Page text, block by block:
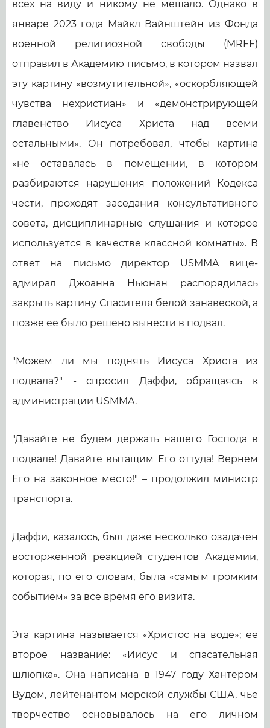
всех на виду и никому не мешало. Однако в
январе 2023 года Майкл Вайнштейн из Фонда
военной религиозной свободы (MRFF)
отправил в Академию письмо, в котором назвал
эту картину «возмутительной», «оскорбляющей
чувства нехристиан» и «демонстрирующей
главенство Иисуса Христа над всеми
остальными». Он потребовал, чтобы картина
«не оставалась в помещении, в котором
разбираются нарушения положений Кодекса
чести, проходят заседания консультативного
совета, дисциплинарные слушания и которое
используется в качестве классной комнаты». В
ответ на письмо директор USMMA вице-
адмирал Джоанна Ньюнан распорядилась
закрыть картину Спасителя белой занавеской, а
позже ее было решено вынести в подвал.
"Можем ли мы поднять Иисуса Христа из
подвала?" - спросил Даффи, обращаясь к
администрации USMMA.
"Давайте не будем держать нашего Господа в
подвале! Давайте вытащим Его оттуда! Вернем
Его на законное место!" – продолжил министр
транспорта.
Даффи, казалось, был даже несколько озадачен
восторженной реакцией студентов Академии,
которая, по его словам, была «самым громким
событием» за всё время его визита.
Эта картина называется «Христос на воде»; ее
второе название: «Иисус и спасательная
шлюпка». Она написана в 1947 году Хантером
Вудом, лейтенантом морской службы США, чье
творчество основывалось на его личном